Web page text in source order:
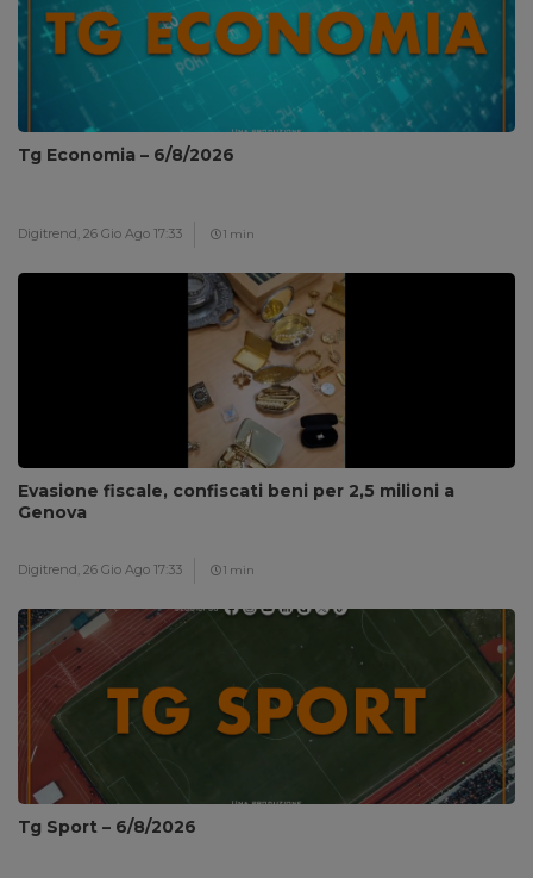
Tg Economia – 6/8/2026
Digitrend, 26 Gio Ago 17:33 1 min
Evasione fiscale, confiscati beni per 2,5 milioni a
Genova
Digitrend, 26 Gio Ago 17:33 1 min
Tg Sport – 6/8/2026